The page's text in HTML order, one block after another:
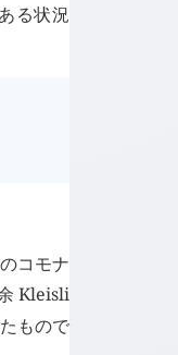
る状況
コモナ
Kleisli
もので